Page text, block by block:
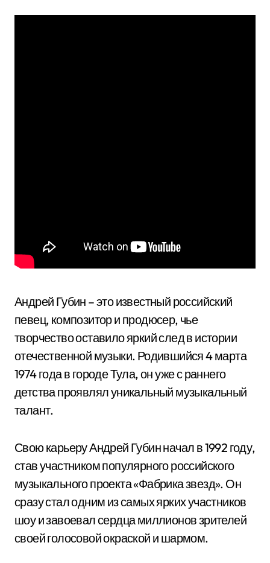
Андрей Губин – это известный российский
певец, композитор и продюсер, чье
творчество оставило яркий след в истории
отечественной музыки. Родившийся 4 марта
1974 года в городе Тула, он уже с раннего
детства проявлял уникальный музыкальный
талант.
Свою карьеру Андрей Губин начал в 1992 году,
став участником популярного российского
музыкального проекта «Фабрика звезд». Он
сразу стал одним из самых ярких участников
шоу и завоевал сердца миллионов зрителей
своей голосовой окраской и шармом.